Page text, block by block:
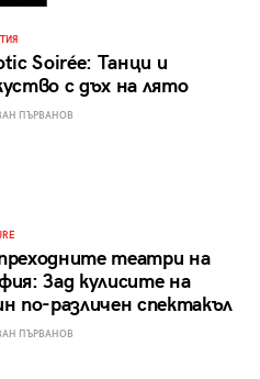
Soirée: Танци и
с дъх на лято
ПЪРВАНОВ
театри на
Зад кулисите на
по-различен спектакъл
ПЪРВАНОВ